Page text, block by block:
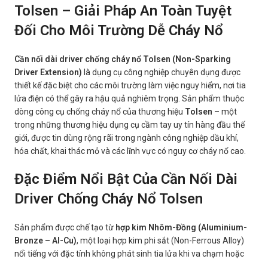
Tolsen – Giải Pháp An Toàn Tuyệt
Đối Cho Môi Trường Dễ Cháy Nổ
Cần nối dài driver chống cháy nổ Tolsen (Non-Sparking
Driver Extension) là dụng cụ công nghiệp chuyên dụng được
thiết kế đặc biệt cho các môi trường làm việc nguy hiểm, nơi tia
lửa điện có thể gây ra hậu quả nghiêm trọng. Sản phẩm thuộc
dòng công cụ chống cháy nổ của thương hiệu Tolsen – một
trong những thương hiệu dụng cụ cầm tay uy tín hàng đầu thế
giới, được tin dùng rộng rãi trong ngành công nghiệp dầu khí,
hóa chất, khai thác mỏ và các lĩnh vực có nguy cơ cháy nổ cao.
Đặc Điểm Nổi Bật Của Cần Nối Dài
Driver Chống Cháy Nổ Tolsen
Sản phẩm được chế tạo từ hợp kim Nhôm-Đồng (Aluminium-
Bronze – Al-Cu), một loại hợp kim phi sắt (Non-Ferrous Alloy)
nổi tiếng với đặc tính không phát sinh tia lửa khi va chạm hoặc